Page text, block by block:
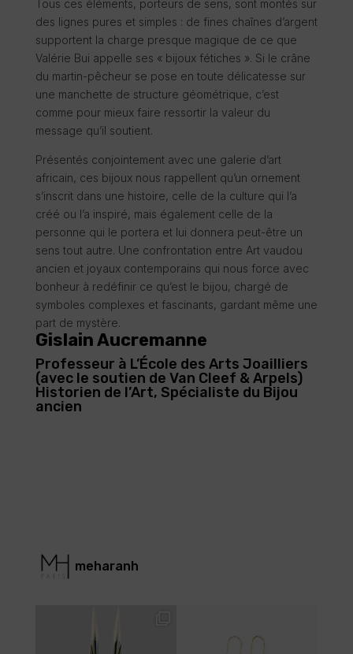
Tous ces éléments, porteurs de sens, sont montés sur
des lignes pures et simples : de fines chaînes d’argent
supportent la charge presque magique de ce que
Valérie Bui appelle ses « bijoux fétiches ». Si le crâne
du martin-pêcheur se pose en toute délicatesse sur
une manchette de structure géométrique, c’est
comme pour mieux faire ressortir la valeur du
message qu’il soutient.
Présentés conjointement avec une galerie d’art
africain, ces bijoux nous rappellent qu’un ornement
s’inscrit dans une histoire, celle de la culture qui l’a
créé ou l’a inspiré, mais également celle de la
personne qui le portera et lui donnera peut-être un
sens tout autre. Une confrontation entre Art vaudou
ancien et joyaux contemporains qui nous force avec
bonheur à redéfinir ce qu’est le bijou, chargé de
symboles complexes et fascinants, gardant même une
part de mystère.
Gislain Aucremanne
Professeur à L’École des Arts Joailliers
(avec le soutien de Van Cleef & Arpels)
Historien de l’Art, Spécialiste du Bijou
ancien
meharanh